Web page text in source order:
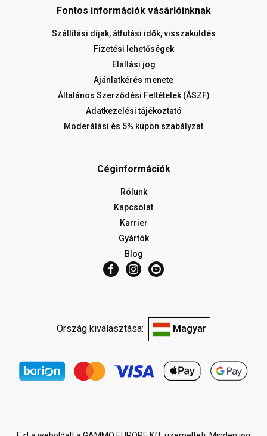
Fontos információk vásárlóinknak
Szállítási díjak, átfutási idők, visszaküldés
Fizetési lehetőségek
Elállási jog
Ajánlatkérés menete
Általános Szerződési Feltételek (ÁSZF)
Adatkezelési tájékoztató
Moderálási és 5% kupon szabályzat
Céginformációk
Rólunk
Kapcsolat
Karrier
Gyártók
Blog
Ország kiválasztása: Magyar